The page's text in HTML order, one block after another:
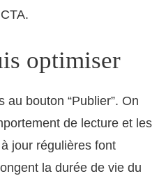
optimiser
au bouton “Publier”. On
de lecture et les
jour régulières font
la durée de vie du